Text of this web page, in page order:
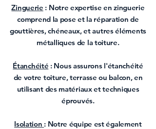
Zinguerie : Notre expertise en zinguerie
comprend la pose et la réparation de
gouttières, chéneaux, et autres éléments
métalliques de la toiture.
Étanchéité : Nous assurons l'étanchéité
de votre toiture, terrasse ou balcon, en
utilisant des matériaux et techniques
éprouvés.
Isolation : Notre équipe est également